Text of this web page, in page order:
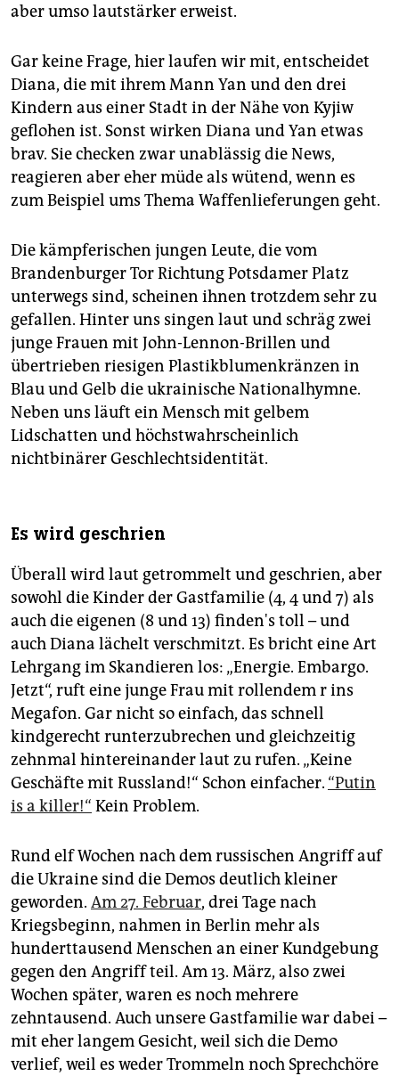
aber umso lautstärker erweist.
Gar keine Frage, hier laufen wir mit, entscheidet
Diana, die mit ihrem Mann Yan und den drei
Kindern aus einer Stadt in der Nähe von Kyjiw
geflohen ist. Sonst wirken Diana und Yan etwas
brav. Sie checken zwar unablässig die News,
reagieren aber eher müde als wütend, wenn es
zum Beispiel ums Thema Waffenlieferungen geht.
Die kämpferischen jungen Leute, die vom
Brandenburger Tor Richtung Potsdamer Platz
unterwegs sind, scheinen ihnen trotzdem sehr zu
gefallen. Hinter uns singen laut und schräg zwei
junge Frauen mit John-Lennon-Brillen und
übertrieben riesigen Plastikblumenkränzen in
Blau und Gelb die ukrainische Nationalhymne.
Neben uns läuft ein Mensch mit gelbem
Lidschatten und höchstwahrscheinlich
nichtbinärer Geschlechtsidentität.
Es wird geschrien
Überall wird laut getrommelt und geschrien, aber
sowohl die Kinder der Gastfamilie (4, 4 und 7) als
auch die eigenen (8 und 13) finden's toll – und
auch Diana lächelt verschmitzt. Es bricht eine Art
Lehrgang im Skandieren los: „Energie. Embargo.
Jetzt“, ruft eine junge Frau mit rollendem r ins
Megafon. Gar nicht so einfach, das schnell
kindgerecht runterzubrechen und gleichzeitig
zehnmal hintereinander laut zu rufen. „Keine
Geschäfte mit Russland!“ Schon einfacher. “Putin
is a killer!“ Kein Problem.
Rund elf Wochen nach dem russischen Angriff auf
die Ukraine sind die Demos deutlich kleiner
geworden. Am 27. Februar, drei Tage nach
Kriegsbeginn, nahmen in Berlin mehr als
hunderttausend Menschen an einer Kundgebung
gegen den Angriff teil. Am 13. März, also zwei
Wochen später, waren es noch mehrere
zehntausend. Auch unsere Gastfamilie war dabei –
mit eher langem Gesicht, weil sich die Demo
verlief, weil es weder Trommeln noch Sprechchöre